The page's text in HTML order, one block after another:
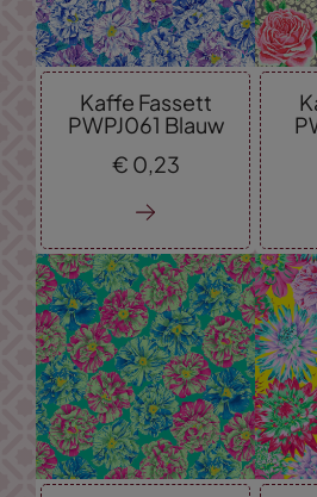
Kaffe Fassett
PWPJ061 Blauw
€ 0,23